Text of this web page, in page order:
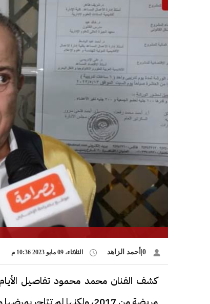
الثلاثاء، 09 مايو 2023 10:36 م
كشف الفنان محمد محمود تفاصيل الأيام